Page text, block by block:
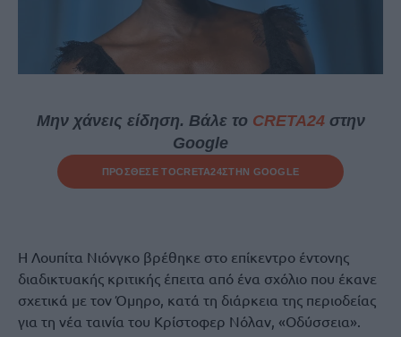
Μην χάνεις είδηση. Βάλε το CRETA24στην
Google
ΠΡΟΣΘΕΣΕ ΤΟCRETA24ΣΤΗΝ GOOGLE
Η Λουπίτα Νιόνγκο βρέθηκε στο επίκεντρο έντονης
διαδικτυακής κριτικής έπειτα από ένα σχόλιο που έκανε
σχετικά με τον Όμηρο, κατά τη διάρκεια της περιοδείας
για τη νέα ταινία του Κρίστοφερ Νόλαν, «Οδύσσεια».